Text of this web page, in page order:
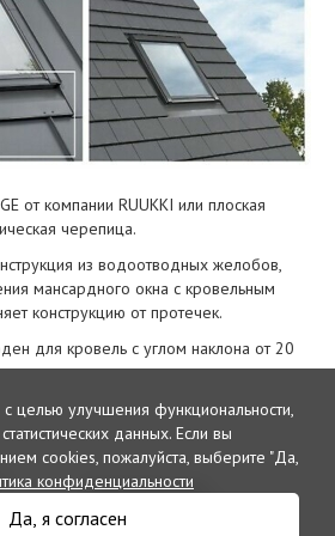
от компании RUUKKI или плоская
черепица.
из водоотводных желобов,
мансардного окна с кровельным
конструкцию от протечек.
для кровель с углом наклона от 20
целью улучшения функциональности,
данных. Если вы
cookies, пожалуйста, выберите "Да,
конфиденциальности
Да, я согласен
Рекламный отдел
reclama@krovlirussia.ru